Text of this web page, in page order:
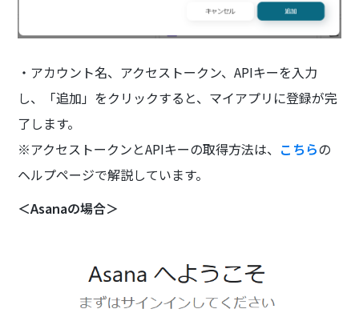
・アカウント名、アクセストークン、APIキーを入力
し、「追加」をクリックすると、マイアプリに登録が完
了します。
※アクセストークンとAPIキーの取得方法は、 こちらの
ヘルプページで解説しています。
＜Asanaの場合＞